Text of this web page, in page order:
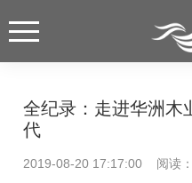
全纪录：走进华洲木
代
2019-08-20 17:17:00 阅读